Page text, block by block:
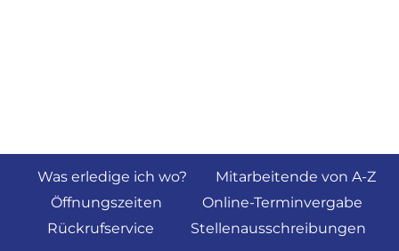
Was erledige ich wo?
Mitarbeitende von A-Z
Öffnungszeiten
Online-Terminvergabe
Rückrufservice
Stellenausschreibungen